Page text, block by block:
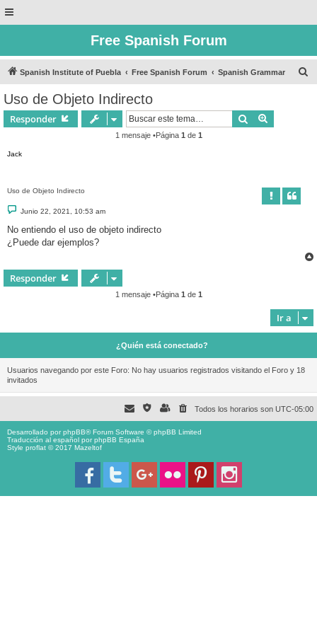
Free Spanish Forum
Spanish Institute of Puebla Free Spanish Forum Spanish Grammar
Uso de Objeto Indirecto
Responder Buscar
1 mensaje •Página 1 de 1
Jack
Uso de Objeto Indirecto
M
e
s
a
Junio 22, 2021, 10:53 am
No entiendo el uso de objeto indirecto
¿Puede dar ejemplos?
Responder
1 mensaje •Página 1 de 1
Ir a
¿Quién está conectado?
Usuarios navegando por este Foro: No hay usuarios registrados visitando el Foro y 18
invitados
Todos los horarios son UTC-05:00
Desarrollado porphpBB® Forum Software © phpBB Limited
Traducción al español porphpBB España
Style proflat © 2017 Mazeltof